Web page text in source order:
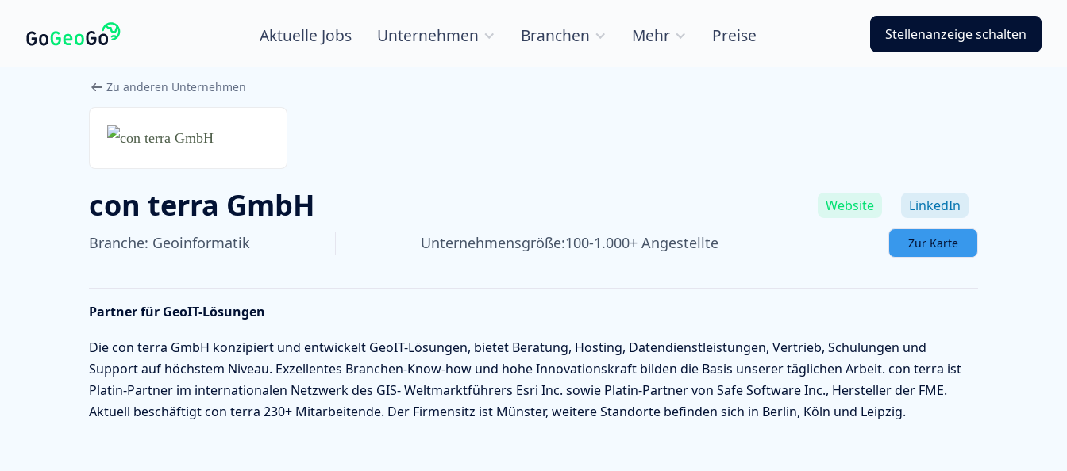
Aktuelle Jobs Unternehmen Branchen Mehr Preise Stellenanzeige schalten
Zu anderen Unternehmen
con terra GmbH Website LinkedIn
Branche: Geoinformatik Unternehmensgröße:100-1.000+ Angestellte Zur Karte
Partner für GeoIT-Lösungen
Die con terra GmbH konzipiert und entwickelt GeoIT-Lösungen, bietet Beratung, Hosting, Datendienstleistungen, Vertrieb, Schulungen und
Support auf höchstem Niveau. Exzellentes Branchen-Know-how und hohe Innovationskraft bilden die Basis unserer täglichen Arbeit. con terra ist
Platin-Partner im internationalen Netzwerk des GIS- Weltmarktführers Esri Inc. sowie Platin-Partner von Safe Software Inc., Hersteller der FME.
Aktuell beschäftigt con terra 230+ Mitarbeitende. Der Firmensitz ist Münster, weitere Standorte befinden sich in Berlin, Köln und Leipzig.